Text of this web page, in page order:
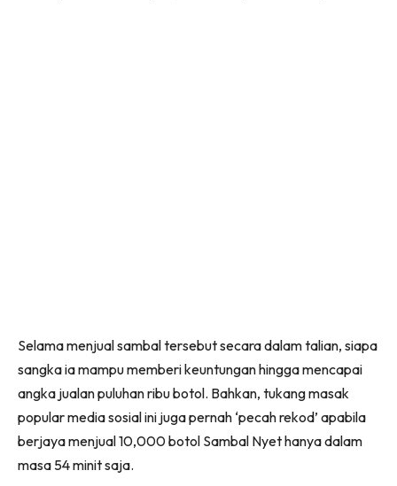
Selama menjual sambal tersebut secara dalam talian, siapa
sangka ia mampu memberi keuntungan hingga mencapai
angka jualan puluhan ribu botol. Bahkan, tukang masak
popular media sosial ini juga pernah ‘pecah rekod’ apabila
berjaya menjual 10,000 botol Sambal Nyet hanya dalam
masa 54 minit saja.